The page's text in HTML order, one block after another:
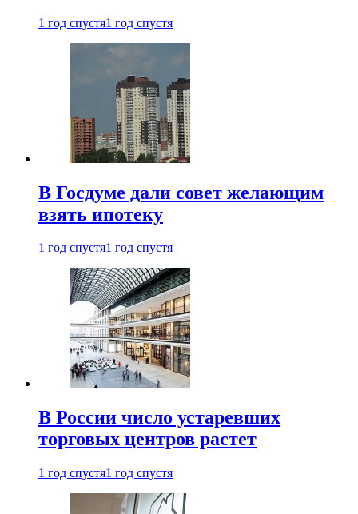
1 год спустя1 год спустя
В Госдуме дали совет желающим
взять ипотеку
1 год спустя1 год спустя
В России число устаревших
торговых центров растет
1 год спустя1 год спустя